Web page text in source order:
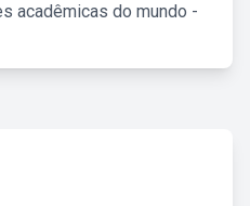
acadêmicas do mundo -